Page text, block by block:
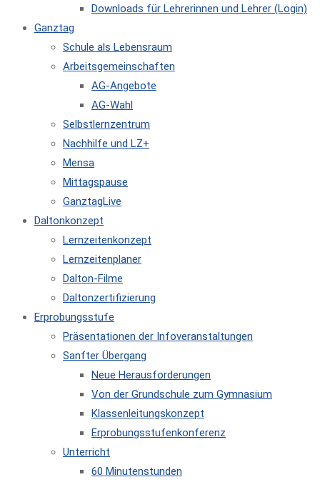
Downloads für Lehrerinnen und Lehrer (Login)
Ganztag
Schule als Lebensraum
Arbeitsgemeinschaften
AG-Angebote
AG-Wahl
Selbstlernzentrum
Nachhilfe und LZ+
Mensa
Mittagspause
GanztagLive
Daltonkonzept
Lernzeitenkonzept
Lernzeitenplaner
Dalton-Filme
Daltonzertifizierung
Erprobungsstufe
Präsentationen der Infoveranstaltungen
Sanfter Übergang
Neue Herausforderungen
Von der Grundschule zum Gymnasium
Klassenleitungskonzept
Erprobungsstufenkonferenz
Unterricht
60 Minutenstunden